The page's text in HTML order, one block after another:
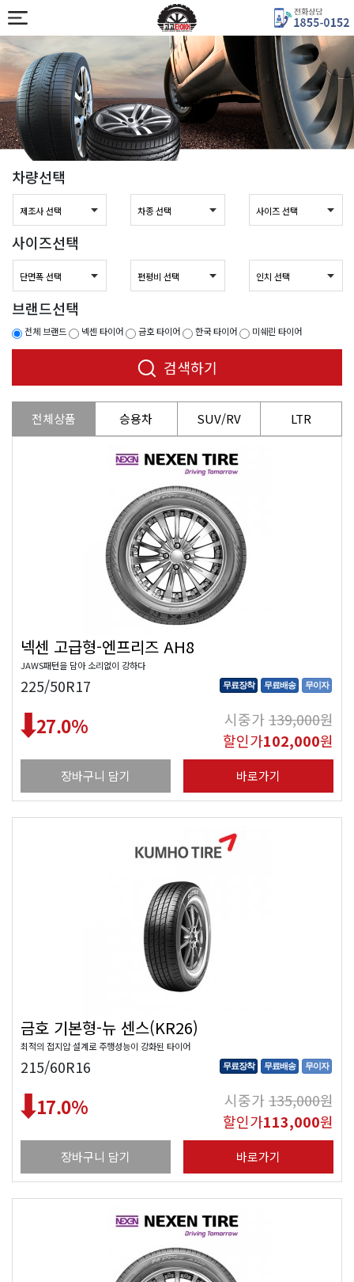
차량선택
사이즈선택
브랜드선택
전체 브랜드 넥센 타이어 금호 타이어 한국 타이어 미쉐린 타이어
검색하기
전체상품 승용차 SUV/RV LTR
넥센 고급형-엔프리즈 AH8
JAWS패턴을 담아 소리없이 강하다
225/50R17 무료장착 무료배송 무이자
27.0% 시중가139,000원
할인가102,000원
장바구니 담기 바로가기
금호 기본형-뉴 센스(KR26)
최적의 접지압 설계로 주행성능이 강화된 타이어
215/60R16 무료장착 무료배송 무이자
17.0% 시중가135,000원
할인가113,000원
장바구니 담기 바로가기